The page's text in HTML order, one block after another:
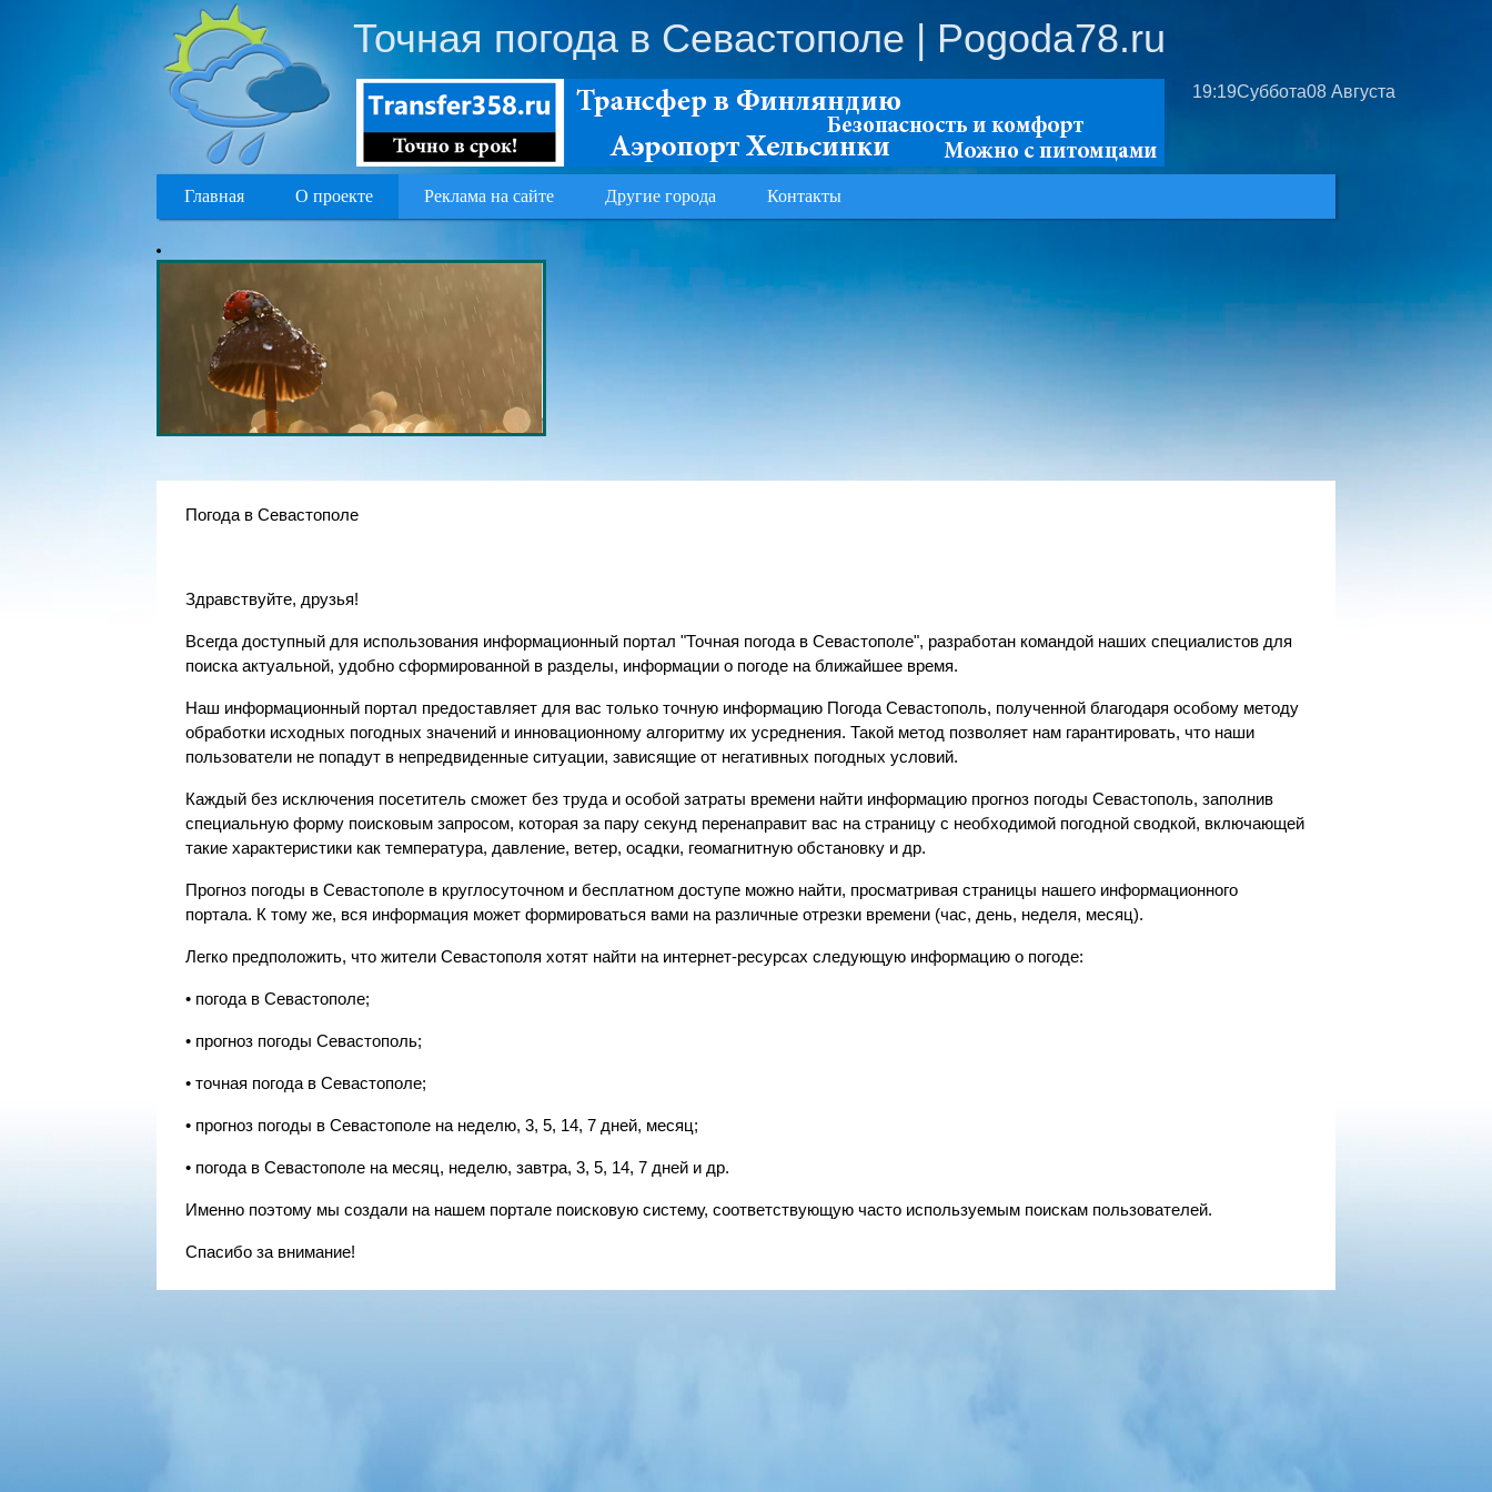
Точная погода в Севастополе | Pogoda78.ru
19:19Суббота08 Августа
Главная О проекте Реклама на сайте Другие города Контакты
Погода в Севастополе
Здравствуйте, друзья!
Всегда доступный для использования информационный портал "Точная погода в Севастополе", разработан командой наших специалистов для
поиска актуальной, удобно сформированной в разделы, информации о погоде на ближайшее время.
Наш информационный портал предоставляет для вас только точную информацию Погода Севастополь, полученной благодаря особому методу
обработки исходных погодных значений и инновационному алгоритму их усреднения. Такой метод позволяет нам гарантировать, что наши
пользователи не попадут в непредвиденные ситуации, зависящие от негативных погодных условий.
Каждый без исключения посетитель сможет без труда и особой затраты времени найти информацию прогноз погоды Севастополь, заполнив
специальную форму поисковым запросом, которая за пару секунд перенаправит вас на страницу с необходимой погодной сводкой, включающей
такие характеристики как температура, давление, ветер, осадки, геомагнитную обстановку и др.
Прогноз погоды в Севастополе в круглосуточном и бесплатном доступе можно найти, просматривая страницы нашего информационного
портала. К тому же, вся информация может формироваться вами на различные отрезки времени (час, день, неделя, месяц).
Легко предположить, что жители Севастополя хотят найти на интернет-ресурсах следующую информацию о погоде:
• погода в Севастополе;
• прогноз погоды Севастополь;
• точная погода в Севастополе;
• прогноз погоды в Севастополе на неделю, 3, 5, 14, 7 дней, месяц;
• погода в Севастополе на месяц, неделю, завтра, 3, 5, 14, 7 дней и др.
Именно поэтому мы создали на нашем портале поисковую систему, соответствующую часто используемым поискам пользователей.
Спасибо за внимание!